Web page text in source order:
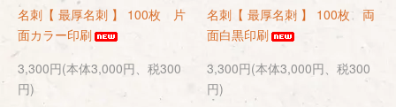
名刺【 最厚名刺 】 100枚 片
面カラー印刷
3,300円(本体3,000円、税300
円)
名刺【 最厚名刺 】 100枚 両
面白黒印刷
3,300円(本体3,000円、税300
円)